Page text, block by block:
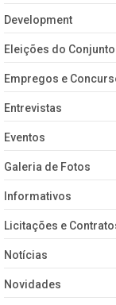
Development
Eleições do Conjunto
Empregos e
Entrevistas
Eventos
Galeria de Fotos
Informativos
Licitações e
Notícias
Novidades